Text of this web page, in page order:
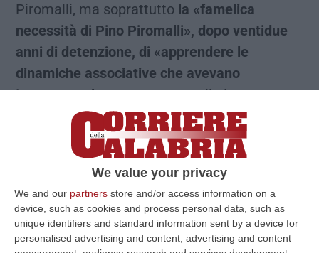
We value your privacy
We and our partners store and/or access information on a
device, such as cookies and process personal data, such as
unique identifiers and standard information sent by a device for
personalised advertising and content, advertising and content
Piromalli, ma soprattutto la «famelica
necessità di Pino Piromalli», dopo ventidue
anni di detenzione, di «apprendere le
dinamiche associative che avevano
interessato la cosca»,annota il gip
nell’ordinanza. In sostanza, i fratelli maggiori
di Pino “Facciazza” avevano sempre
mantenuto un ruolo attivo nelle dinamiche
associative, «acquisendo sistematicamente i
proventi illeciti che dovevano, secondo regola
mafiosa, essere divisi tra i tre fratelli
Gioacchino, Antonio e Giuseppe» annota il